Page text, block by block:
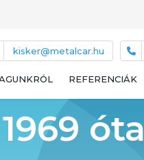
kisker@metalcar.hu
REFERENCIÁK
óta